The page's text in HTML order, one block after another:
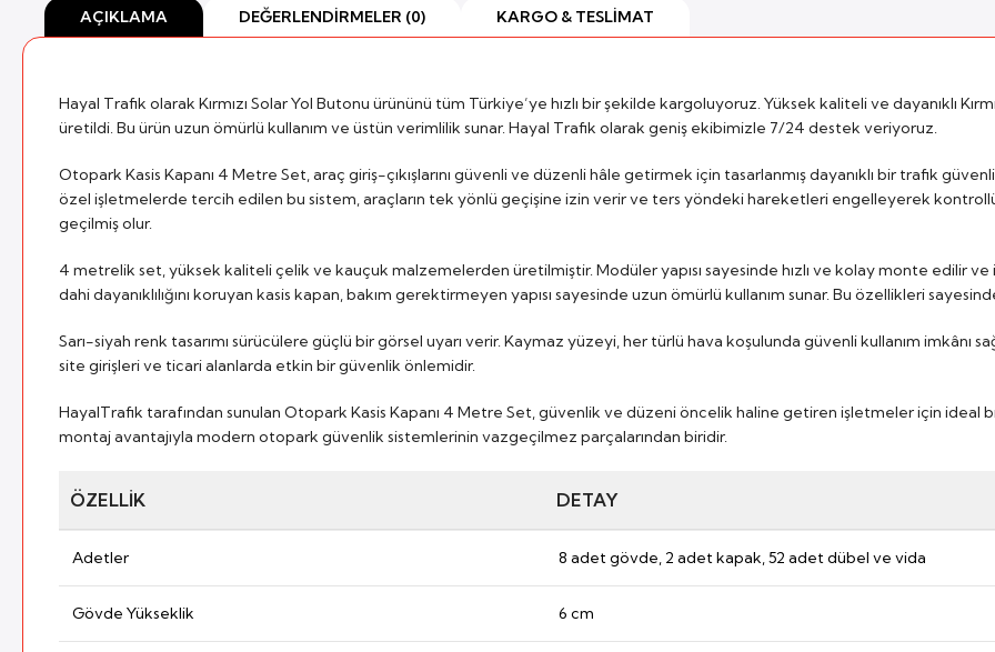
AÇIKLAMA DEĞERLENDIRMELER (0) KARGO & TESLIMAT
Hayal Trafik olarak Kırmızı Solar Yol Butonu ürününü tüm Türkiye’ye hızlı bir şekilde kargoluyoruz. Yüksek kaliteli ve dayanıklı
üretildi. Bu ürün uzun ömürlü kullanım ve üstün verimlilik sunar. Hayal Trafik olarak geniş ekibimizle 7/24 destek veriyoruz.
Otopark Kasis Kapanı 4 Metre Set, araç giriş-çıkışlarını güvenli ve düzenli hâle getirmek için tasarlanmış dayanıklı bir trafik
özel işletmelerde tercih edilen bu sistem, araçların tek yönlü geçişine izin verir ve ters yöndeki hareketleri engelleyerek kontrollü
geçilmiş olur.
4 metrelik set, yüksek kaliteli çelik ve kauçuk malzemelerden üretilmiştir. Modüler yapısı sayesinde hızlı ve kolay monte edilir
dahi dayanıklılığını koruyan kasis kapan, bakım gerektirmeyen yapısı sayesinde uzun ömürlü kullanım sunar. Bu özellikleri
Sarı-siyah renk tasarımı sürücülere güçlü bir görsel uyarı verir. Kaymaz yüzeyi, her türlü hava koşulunda güvenli kullanım
site girişleri ve ticari alanlarda etkin bir güvenlik önlemidir.
HayalTrafik tarafından sunulan Otopark Kasis Kapanı 4 Metre Set, güvenlik ve düzeni öncelik haline getiren işletmeler için ideal
montaj avantajıyla modern otopark güvenlik sistemlerinin vazgeçilmez parçalarından biridir.
ÖZELLIK DETAY
Adetler 8 adet gövde, 2 adet kapak, 52 adet dübel ve vida
Gövde Yükseklik 6 cm